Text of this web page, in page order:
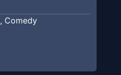
, Comedy